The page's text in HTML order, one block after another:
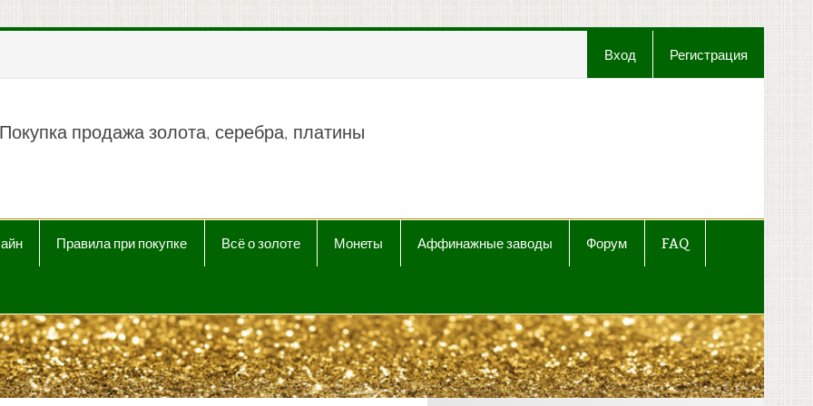
Вход Регистрация
продать Au, Ag, Pt
Покупка продажа золота, серебра, платины
Правила при покупке Всё о золоте Монеты Аффинажные заводы Форум FAQ